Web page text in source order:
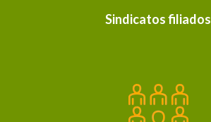
Sindicatos filiados